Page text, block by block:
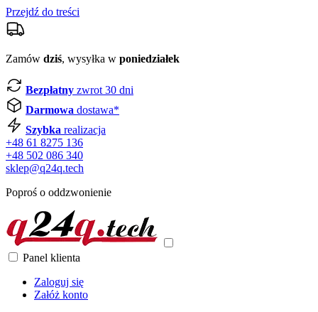
Przejdź do treści
Zamów dziś, wysyłka w poniedziałek
Bezpłatny zwrot 30 dni
Darmowa dostawa*
Szybka realizacja
+48 61 8275 136
+48 502 086 340
sklep@q24q.tech
Poproś o oddzwonienie
Panel klienta
Zaloguj się
Załóż konto